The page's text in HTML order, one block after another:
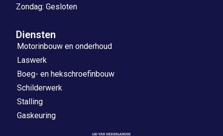
Zondag: Gesloten
Diensten
Motorinbouw en onderhoud
Laswerk
Boeg- en hekschroefinbouw
Schilderwerk
Stalling
Gaskeuring